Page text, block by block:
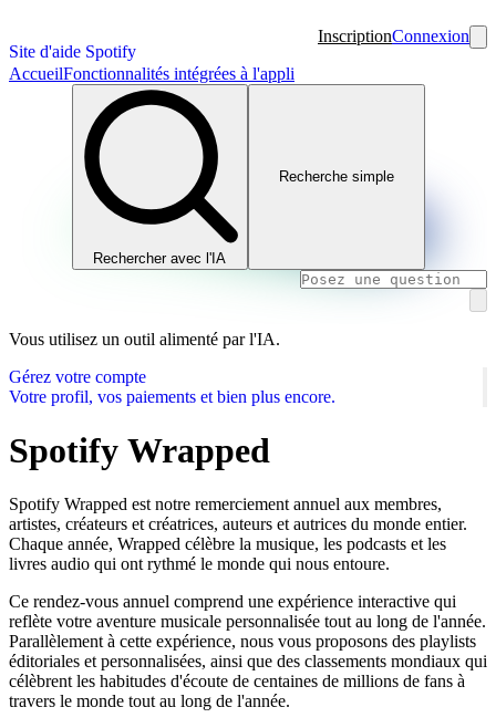
Site d'aide Spotify
InscriptionConnexion
AccueilFonctionnalités intégrées à l'appli
Rechercher avec l'IA
Recherche simple
Vous utilisez un outil alimenté par l'IA.
Gérez votre compte
Votre profil, vos paiements et bien plus encore.
Spotify Wrapped
Spotify Wrapped est notre remerciement annuel aux membres,
artistes, créateurs et créatrices, auteurs et autrices du monde entier.
Chaque année, Wrapped célèbre la musique, les podcasts et les
livres audio qui ont rythmé le monde qui nous entoure.
Ce rendez-vous annuel comprend une expérience interactive qui
reflète votre aventure musicale personnalisée tout au long de l'année.
Parallèlement à cette expérience, nous vous proposons des playlists
éditoriales et personnalisées, ainsi que des classements mondiaux qui
célèbrent les habitudes d'écoute de centaines de millions de fans à
travers le monde tout au long de l'année.